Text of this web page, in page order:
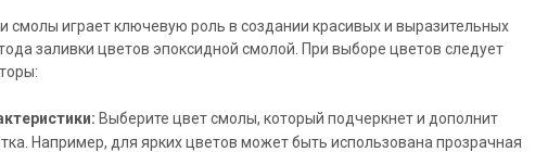
смолы играет ключевую роль в создании красивых и выразительных
заливки цветов эпоксидной смолой. При выборе цветов следует
Выберите цвет смолы, который подчеркнет и дополнит
Например, для ярких цветов может быть использована прозрачная